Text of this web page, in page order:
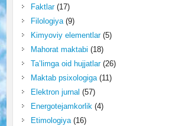
Faktlar(17)
Filologiya(9)
Kimyoviy elementlar(5)
Mahorat maktabi (18)
Ta’limga oid hujjatlar(26)
Maktab psixologiga(11)
Elektron jurnal (57)
Energotejamkorlik(4)
Etimologiya(16)